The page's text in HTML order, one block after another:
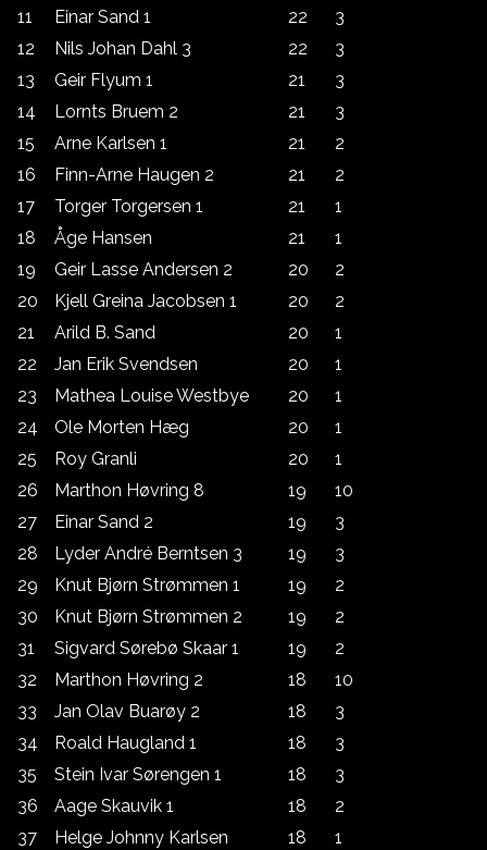
11
Einar Sand 1 22
3
12
Nils Johan Dahl 3 22
3
13
Geir Flyum 1 21
3
14
Lornts Bruem 2 21
3
15
Arne Karlsen 1 21
2
16
Finn-Arne Haugen 2 21
2
17
Torger Torgersen 1 21
1
18
Åge Hansen 21
1
19
Geir Lasse Andersen 2 20
2
20
Kjell Greina Jacobsen 1 20
2
21
Arild B. Sand 20
1
22
Jan Erik Svendsen 20
1
23
Mathea Louise Westbye 20
1
24
Ole Morten Hæg 20
1
25
Roy Granli 20
1
26
Marthon Høvring 8 19
10
27
Einar Sand 2 19
3
28
Lyder André Berntsen 3 19
3
29
Knut Bjørn Strømmen 1 19
2
30
Knut Bjørn Strømmen 2 19
2
31
Sigvard Sørebø Skaar 1 19
2
32
Marthon Høvring 2 18
10
33
Jan Olav Buarøy 2 18
3
34
Roald Haugland 1 18
3
35
Stein Ivar Sørengen 1 18
3
36
Aage Skauvik 1 18
2
37
Helge Johnny Karlsen 18
1